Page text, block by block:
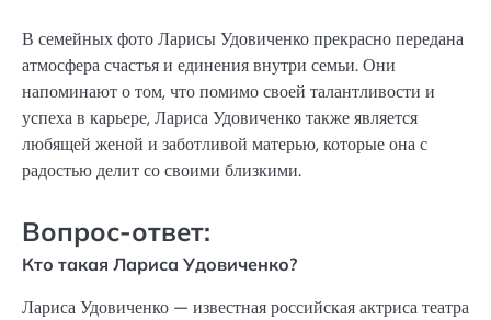
В семейных фото Ларисы Удовиченко прекрасно передана
атмосфера счастья и единения внутри семьи. Они
напоминают о том, что помимо своей талантливости и
успеха в карьере, Лариса Удовиченко также является
любящей женой и заботливой матерью, которые она с
радостью делит со своими близкими.
Вопрос-ответ:
Кто такая Лариса Удовиченко?
Лариса Удовиченко — известная российская актриса театра